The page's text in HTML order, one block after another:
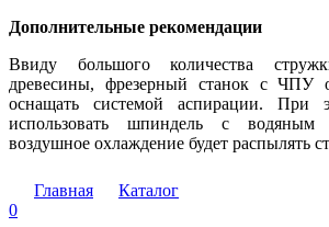
Дополнительные рекомендации
Ввиду большого количества
древесины, фрезерный станок с ЧПУ
оснащать системой аспирации. При
использовать шпиндель с водяным
воздушное охлаждение будет распылять
Главная
Каталог
0